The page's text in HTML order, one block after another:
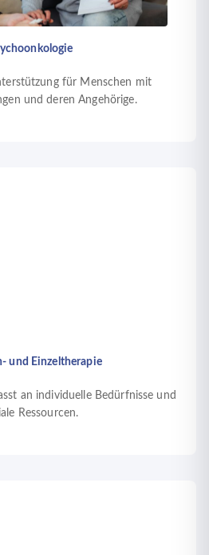
für Menschen mit
und deren Angehörige.
und Einzeltherapie
an individuelle Bedürfnisse und
Ressourcen.